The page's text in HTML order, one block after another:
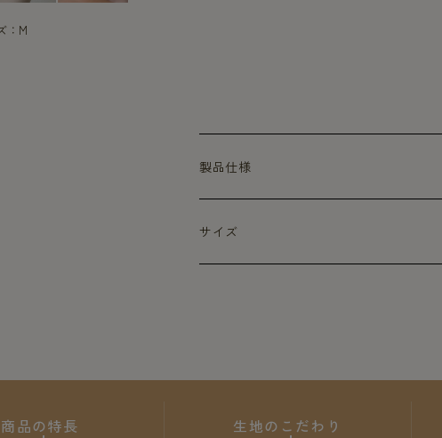
：M
製品仕様
サイズ
商品の特長 生地のこだわり